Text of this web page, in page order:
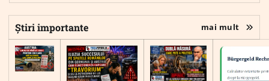
Știri importante mai mult